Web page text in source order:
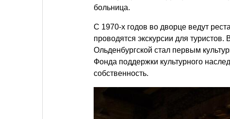
больница.
С 1970-х годов во дворце ведут
проводятся экскурсии для
Ольденбургской стал первым
Фонда поддержки культурного
собственность.